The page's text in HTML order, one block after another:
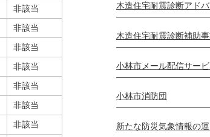
非該当
非該当
非該当
非該当
非該当
非該当
非該当
木造住宅耐震診断アド
木造住宅耐震診断補助
小林市メール配信サービ
小林市消防団
新たな防災気象情報の